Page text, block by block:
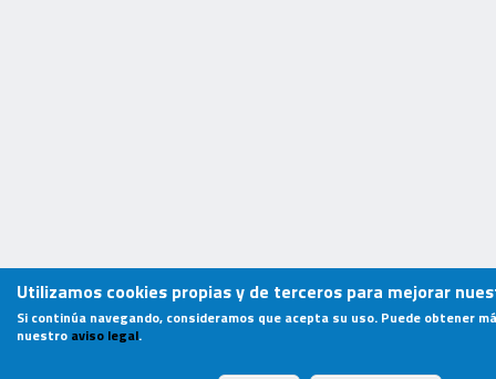
Utilizamos cookies propias y de terceros para mejorar
Si continúa navegando, consideramos que acepta su uso. Puede obtener
nuestro aviso legal.